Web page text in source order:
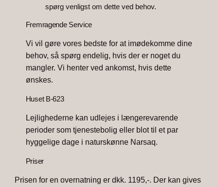
spørg venligst om dette ved behov.
Fremragende Service
Vi vil gøre vores bedste for at imødekomme dine
behov, så spørg endelig, hvis der er noget du
mangler. Vi henter ved ankomst, hvis dette
ønskes.
Huset B-623
Lejlighederne kan udlejes i længerevarende
perioder som tjenestebolig eller blot til et par
hyggelige dage i naturskønne Narsaq.
Priser
Prisen for en overnatning er dkk. 1195,-. Der kan gives